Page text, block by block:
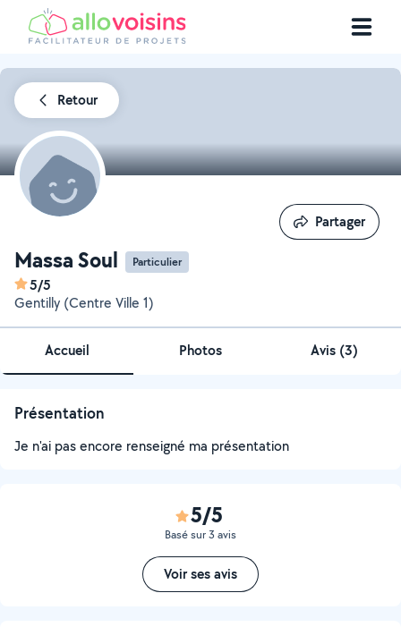
Retour
Massa Soul Particulier
5/5
Gentilly (Centre Ville 1)
Partager
Partager
Accueil Photos Avis (3)
Présentation
Je n'ai pas encore renseigné ma présentation
5/5
Basé sur 3 avis
Voir ses avis